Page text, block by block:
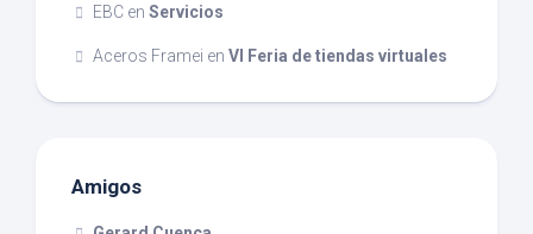
EBC en Servicios
Aceros Framei en VI Feria de tiendas virtuales
Amigos